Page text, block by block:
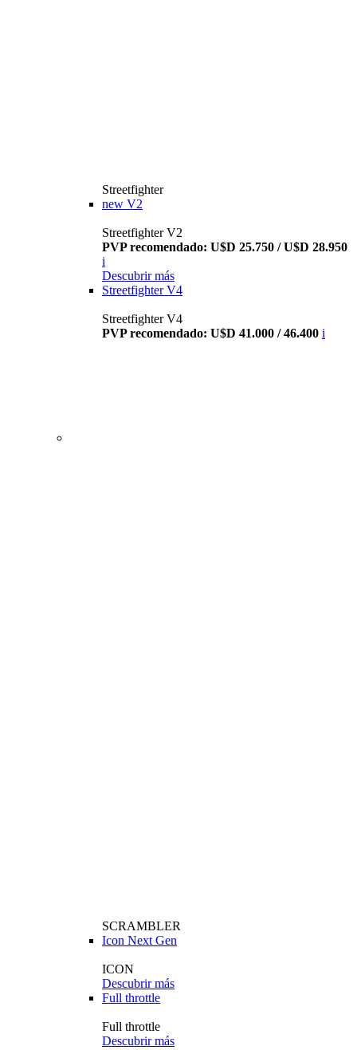
Streetfighter
new V2
Streetfighter V2
PVP recomendado: U$D 25.750 / U$D 28.950
i
Descubrir más
Streetfighter V4
Streetfighter V4
PVP recomendado: U$D 41.000 / 46.400 i
SCRAMBLER
Icon Next Gen
ICON
Descubrir más
Full throttle
Full throttle
Descubrir más